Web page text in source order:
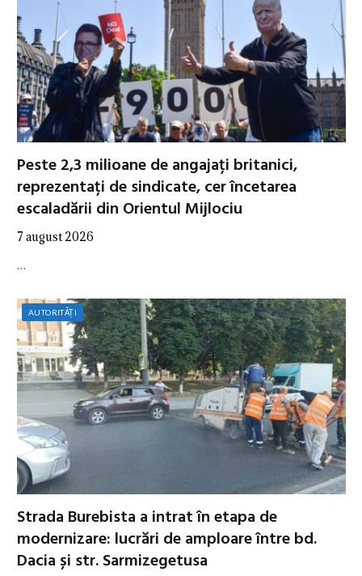
Peste 2,3 milioane de angajați britanici,
reprezentați de sindicate, cer încetarea
escaladării din Orientul Mijlociu
7 august 2026
…
AUTORITĂȚI
Strada Burebista a intrat în etapa de
modernizare: lucrări de amploare între bd.
Dacia și str. Sarmizegetusa